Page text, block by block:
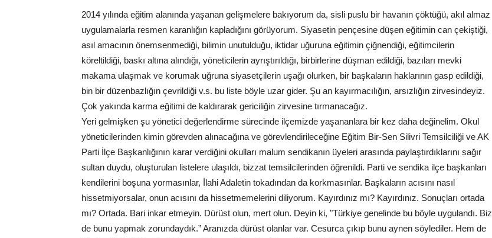
2014 yılında eğitim alanında yaşanan gelişmelere bakıyorum da, sisli puslu bir havanın çöktüğü, akıl almaz
uygulamalarla resmen karanlığın kapladığını görüyorum. Siyasetin pençesine düşen eğitimin can çekiştiği,
asıl amacının önemsenmediği, bilimin unutulduğu, iktidar uğuruna eğitimin çiğnendiği, eğitimcilerin
köreltildiği, baskı altına alındığı, yöneticilerin ayrıştırıldığı, birbirlerine düşman edildiği, bazıları mevki
makama ulaşmak ve korumak uğruna siyasetçilerin uşağı olurken, bir başkaların haklarının gasp edildiği,
bin bir düzenbazlığın çevrildiği v.s. bu liste böyle uzar gider. Şu an kayırmacılığın, arsızlığın zirvesindeyiz.
Çok yakında karma eğitimi de kaldırarak gericiliğin zirvesine tırmanacağız.
Yeri gelmişken şu yönetici değerlendirme sürecinde ilçemizde yaşananlara bir kez daha değinelim. Okul
yöneticilerinden kimin görevden alınacağına ve görevlendirileceğine Eğitim Bir-Sen Silivri Temsilciliği ve AK
Parti İlçe Başkanlığının karar verdiğini okulları malum sendikanın üyeleri arasında paylaştırdıklarını sağır
sultan duydu, oluşturulan listelere ulaşıldı, bizzat temsilcilerinden öğrenildi. Parti ve sendika ilçe başkanları
kendilerini boşuna yormasınlar, İlahi Adaletin tokadından da korkmasınlar. Başkaların acısını nasıl
hissetmiyorsalar, onun acısını da hissetmemelerini diliyorum. Kayırdınız mı? Kayırdınız. Sonuçları ortada
mı? Ortada. Bari inkar etmeyin. Dürüst olun, mert olun. Deyin ki, "Türkiye genelinde bu böyle uygulandı. Biz
de bunu yapmak zorundaydık.” Aranızda dürüst olanlar var. Cesurca çıkıp bunu aynen söylediler. Hem de